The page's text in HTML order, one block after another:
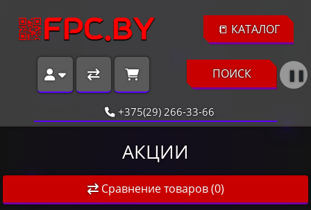
📒 КАТАЛОГ
ПОИСК ❚❚
+375(29) 266-33-66
АКЦИИ
Сравнение товаров (0)